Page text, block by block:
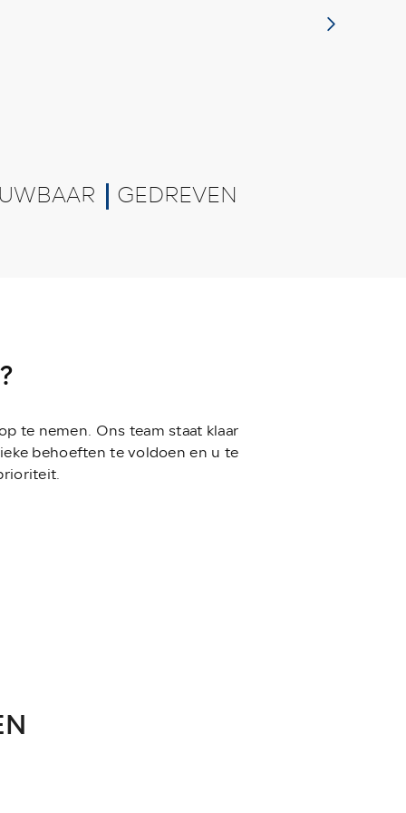
GEDREVEN
te nemen. Ons team staat klaar
behoeften te voldoen en u te